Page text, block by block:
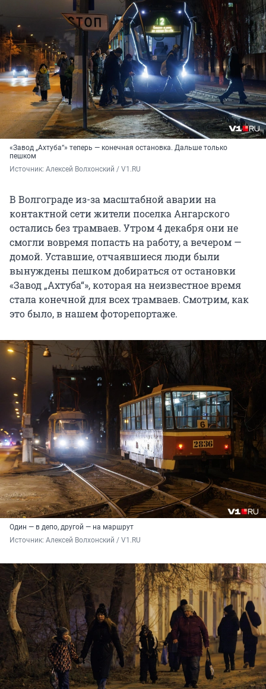
«Завод „Ахтуба“» теперь — конечная остановка. Дальше только
пешком
Источник: Алексей Волхонский / V1.RU
В Волгограде из-за масштабной аварии на
контактной сети жители поселка Ангарского
остались без трамваев. Утром 4 декабря они не
смогли вовремя попасть на работу, а вечером —
домой. Уставшие, отчаявшиеся люди были
вынуждены пешком добираться от остановки
«Завод „Ахтуба“», которая на неизвестное время
стала конечной для всех трамваев. Смотрим, как
это было, в нашем фоторепортаже.
Один — в депо, другой — на маршрут
Источник: Алексей Волхонский / V1.RU